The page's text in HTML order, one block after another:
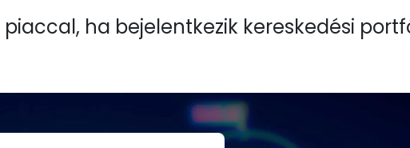
ha bejelentkezik kereskedési